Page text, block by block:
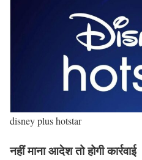
disney plus hotstar
नहीं माना आदेश तो होगी कार्रवाई